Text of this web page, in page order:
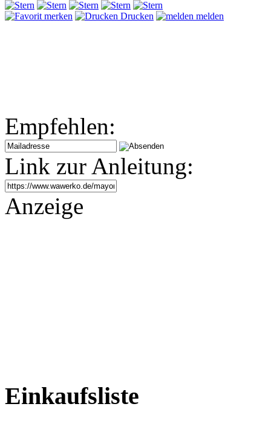
merken Drucken melden
Empfehlen:
Link zur Anleitung:
Anzeige
Einkaufsliste